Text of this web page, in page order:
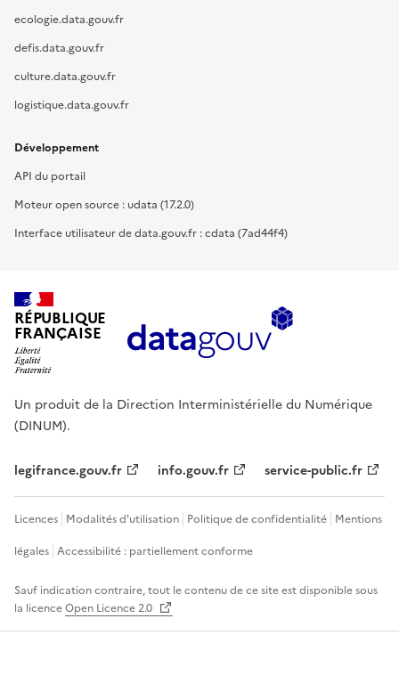
ecologie.data.gouv.fr
defis.data.gouv.fr
culture.data.gouv.fr
logistique.data.gouv.fr
Développement
API du portail
Moteur open source : udata (17.2.0)
Interface utilisateur de data.gouv.fr : cdata (7ad44f4)
RÉPUBLIQUE
FRANÇAISE
Un produit de la Direction Interministérielle du Numérique
(DINUM).
legifrance.gouv.fr info.gouv.fr service-public.fr
Licences Modalités d'utilisation Politique de confidentialité Mentions
légales Accessibilité : partiellement conforme
Sauf indication contraire, tout le contenu de ce site est disponible sous
la licenceOpen Licence 2.0